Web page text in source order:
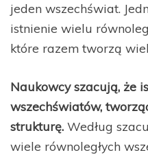
jeden wszechświat.
istnienie wielu
które razem tworzą
Naukowcy szacują, że
wszechświatów,
strukturę. Według
wiele równoległych